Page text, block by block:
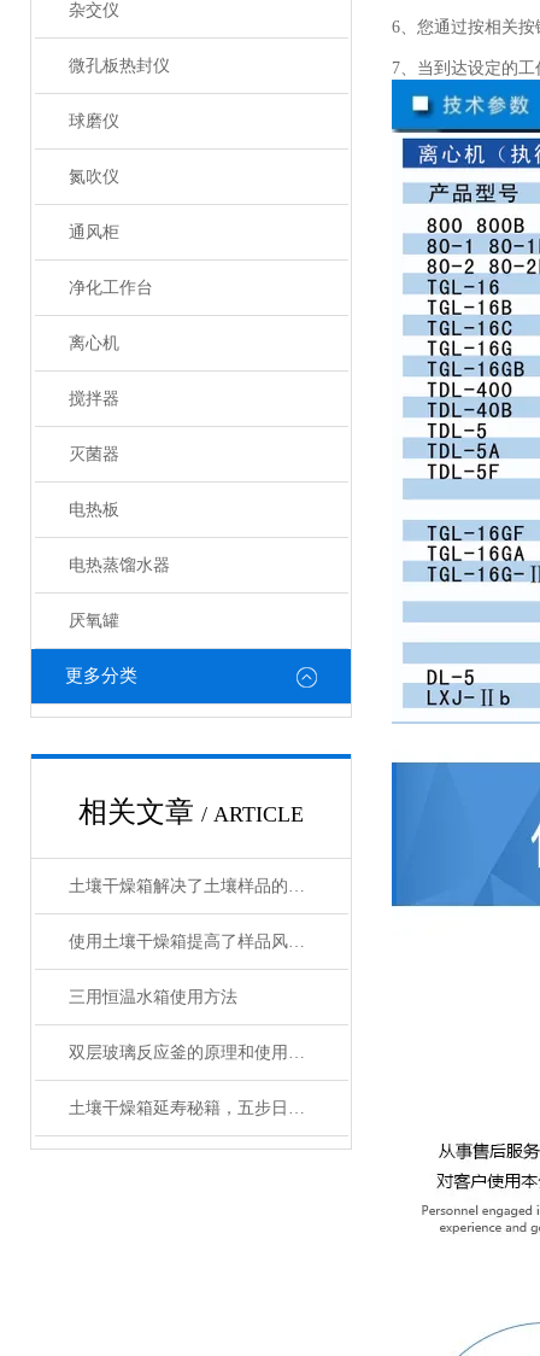
杂交仪
微孔板热封仪
球磨仪
氮吹仪
通风柜
净化工作台
离心机
搅拌器
灭菌器
电热板
电热蒸馏水器
厌氧罐
更多分类
相关文章 / ARTICLE
土壤干燥箱解决了土壤样品的制备工作效率底的问题
使用土壤干燥箱提高了样品风干效率
三用恒温水箱使用方法
双层玻璃反应釜的原理和使用说明
土壤干燥箱延寿秘籍，五步日常养护法让实验数据更精准
6、您通过按相关
7、当到达设定的